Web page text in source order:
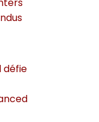
défie